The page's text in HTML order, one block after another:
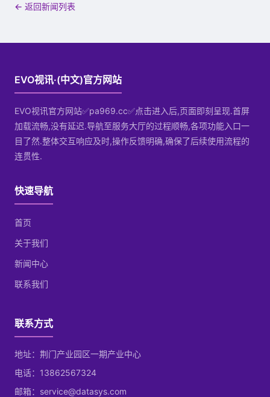
← 返回新闻列表
EVO视讯·(中文)官方网站
EVO视讯官方网站✅pa969.cc✅点击进入后,页面即刻呈现.首屏
加载流畅,没有延迟.导航至服务大厅的过程顺畅,各项功能入口一
目了然.整体交互响应及时,操作反馈明确,确保了后续使用流程的
连贯性.
快速导航
首页
关于我们
新闻中心
联系我们
联系方式
地址：荆门产业园区一期产业中心
电话：13862567324
邮箱：service@datasys.com